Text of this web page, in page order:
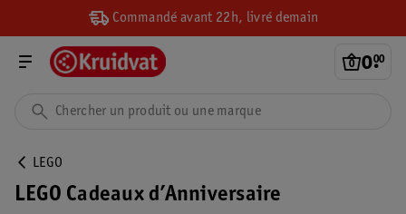
Commandé avant 22h, livré demain
0.
00
LEGO
LEGO Cadeaux d’Anniversaire